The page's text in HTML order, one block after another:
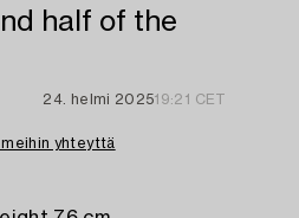
half of the
24. helmi 202519:21 CET
yhteyttä